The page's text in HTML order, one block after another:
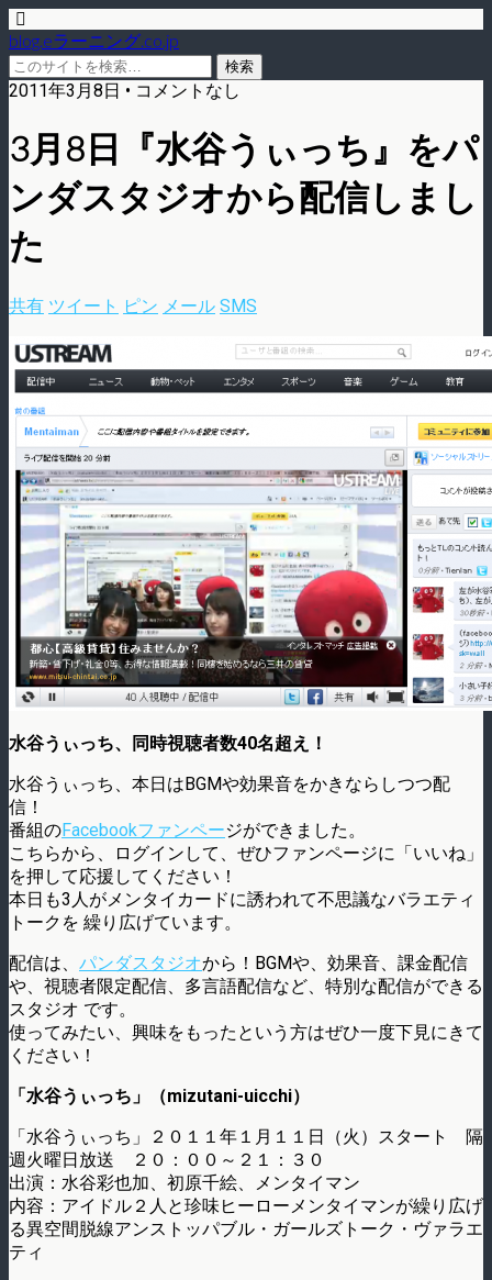
blog.eラーニング.co.jp
2011年3月8日 • コメントなし
3月8日『水谷うぃっち』をパ
ンダスタジオから配信しまし
た
共有 ツイート ピン メール SMS
水谷うぃっち、同時視聴者数40名超え！
水谷うぃっち、本日はBGMや効果音をかきならしつつ配
信！
番組のFacebookファンページができました。
こちらから、ログインして、ぜひファンページに「いいね」
を押して応援してください！
本日も3人がメンタイカードに誘われて不思議なバラエティ
トークを 繰り広げています。
配信は、 パンダスタジオから！BGMや、効果音、課金配信
や、視聴者限定配信、多言語配信など、特別な配信ができる
スタジオ です。
使ってみたい、興味をもったという方はぜひ一度下見にきて
ください！
「水谷うぃっち」（mizutani-uicchi）
「水谷うぃっち」２０１１年１月１１日（火）スタート 隔
週火曜日放送 ２０：００～２１：３０
出演：水谷彩也加、初原千絵、メンタイマン
内容：アイドル２人と珍味ヒーローメンタイマンが繰り広げ
る異空間脱線アンストッパブル・ガールズトーク・ヴァラエ
ティ